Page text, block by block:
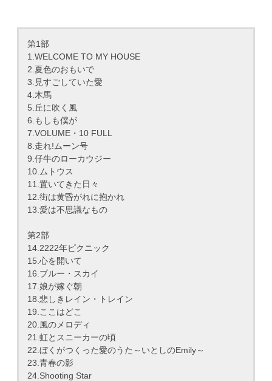
第1部
1.WELCOME TO MY HOUSE
2.夏色のおもいで
3.見すごしていた愛
4.木馬
5.丘に吹く風
6.もしも僕が
7.VOLUME・10 FULL
8.走れ!ムーン号
9.仔牛のローカウジー
10.ムトウス
11.置いてきた日々
12.街は黄昏がれに抱かれ
13.愛は不思議なもの
第2部
14.2222年ピクニック
15.心を開いて
16.ブルー・スカイ
17.娘が嫁ぐ朝
18.悲しきレイン・トレイン
19.ここはどこ
20.風のメロディ
21.虹とスニーカーの頃
22.ぼくがつくった愛のうた～いとしのEmily～
23.青春の影
24.Shooting Star